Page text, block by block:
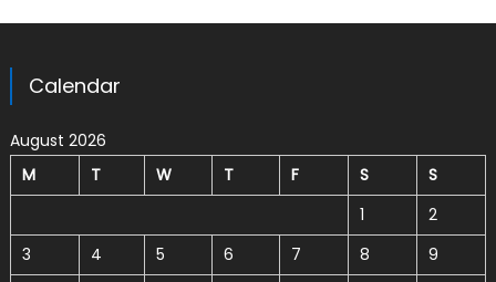
Calendar
August 2026
M
T W T F S
S
1
2
3
4 5 6 7 8
9